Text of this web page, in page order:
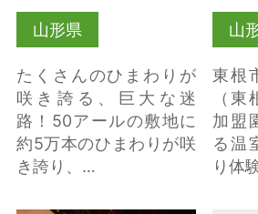
山形県
たくさんのひまわりが
咲き誇る、巨大な迷
路！50アールの敷地に
約5万本のひまわりが咲
き誇り、…
山
東根
（
加盟
る温
り体